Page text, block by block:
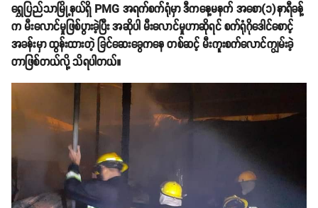
ရွှေပြည်သာမြို့နယ်ရှိ PMG အရက်စက်ရုံမှာ ဒီကနေ့မနက် အစော(၁)နာရီခန့်
က မီးလောင်မှုဖြစ်ပွားခဲ့ပြီး အဆိုပါ မီးလောင်မှုဟာဆိုရင် စက်ရုံဂိုဒေါင်စောင့်
အခန်းမှာ ထွန်းထားတဲ့ ခြင်ဆေးခွေကနေ တစ်ဆင့် မီးကူးစက်လောင်ကျွမ်းခဲ့
တာဖြစ်တယ်လို့ သိရပါတယ်။